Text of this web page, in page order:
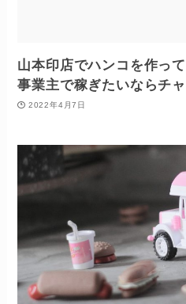
山本印店でハンコを作っ
事業主で稼ぎたいならチャ
2022年4月7日